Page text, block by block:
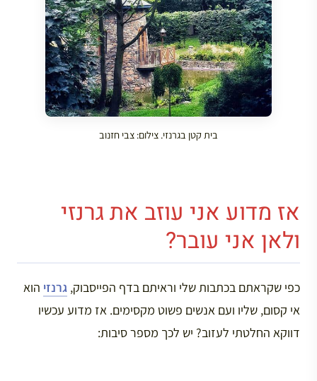
בית קטן בגרנזי. צילום: צבי חזנוב
אז מדוע אני עוזב את גרנזי
ולאן אני עובר?
כפי שקראתם בכתבות שלי וראיתם בדף הפייסבוק, גרנזי הוא
אי קסום, שליו ועם אנשים פשוט מקסימים. אז מדוע עכשיו
דווקא החלטתי לעזוב? יש לכך מספר סיבות: